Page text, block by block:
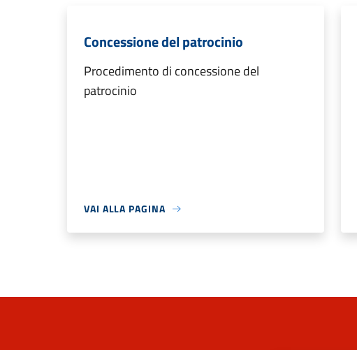
Concessione del patrocinio
Procedimento di concessione del
patrocinio
VAI ALLA PAGINA